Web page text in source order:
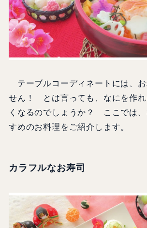
テーブルコーディネートには、お
せん！ とは言っても、なにを作れ
くなるのでしょうか？ ここでは
すめのお料理をご紹介します。
カラフルなお寿司